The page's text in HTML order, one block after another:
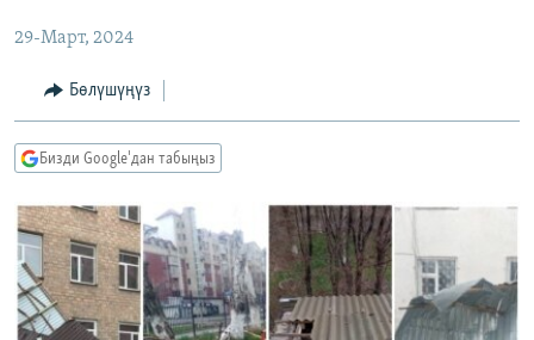
МАДАНИЯТ
ТВ ПРОГРАММАЛАР
БҮГҮН АЗАТТЫКТА
ДАНИСТЕ
ЭЖЕ-СИҢДИЛЕР
АЗАТТЫК+
ПОДКАСТ
Русский
ОНЛАЙН ШЕРИНЕ
29-Март, 2024
Бөлүшүңүз
Бизди Google'дан табыңыз